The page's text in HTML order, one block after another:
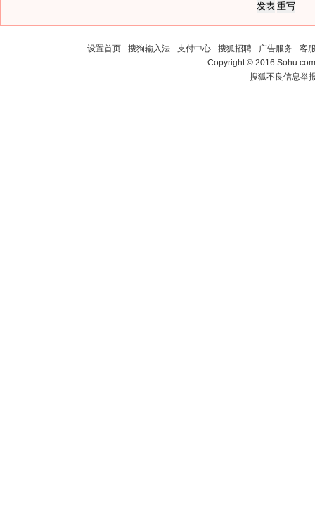
设置首页 - 搜狗输入法 - 支付中心 - 搜狐招聘 - 广告服务 - 客
Copyright©2016
搜狐不良信息举